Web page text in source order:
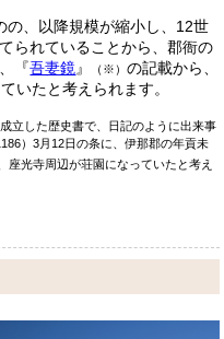
の、以降規模が縮小し、12世
られていることから、郡衙の
『吾妻鏡』 （※）の記載から、
いたと考えられます。
立した歴史書で、日記のように出来事
）3月12日の条に、伊那郡の年貢未
座光寺周辺が荘園になっていたと考え